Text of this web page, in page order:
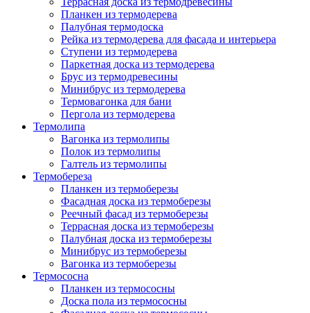
Планкен из термодерева
Палубная термодоска
Рейка из термодерева для фасада и интерьера
Ступени из термодерева
Паркетная доска из термодерева
Брус из термодревесины
Минибрус из термодерева
Термовагонка для бани
Пергола из термодерева
Термолипа
Вагонка из термолипы
Полок из термолипы
Галтель из термолипы
Термобереза
Планкен из термоберезы
Фасадная доска из термоберезы
Реечный фасад из термоберезы
Террасная доска из термоберезы
Палубная доска из термоберезы
Минибрус из термоберезы
Вагонка из термоберезы
Термососна
Планкен из термососны
Доска пола из термососны